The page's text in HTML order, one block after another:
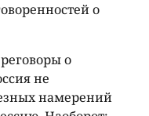
о
о
не
намерений